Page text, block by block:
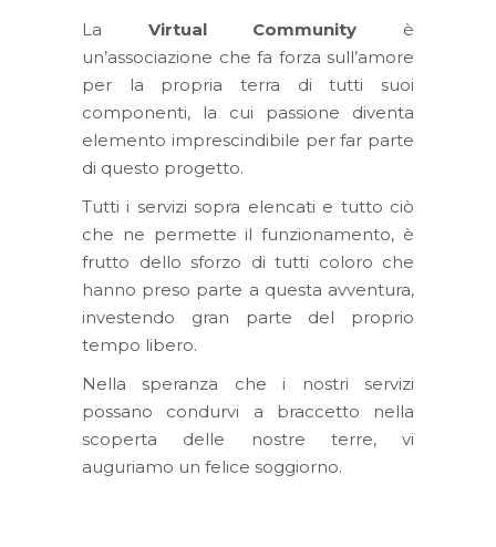
La Virtual Community è
un’associazione che fa forza sull’amore
per la propria terra di tutti suoi
componenti, la cui passione diventa
elemento imprescindibile per far parte
di questo progetto.
Tutti i servizi sopra elencati e tutto ciò
che ne permette il funzionamento, è
frutto dello sforzo di tutti coloro che
hanno preso parte a questa avventura,
investendo gran parte del proprio
tempo libero.
Nella speranza che i nostri servizi
possano condurvi a braccetto nella
scoperta delle nostre terre, vi
auguriamo un felice soggiorno.